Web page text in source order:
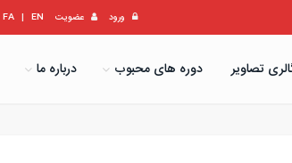
ورود عضویت EN
|
FA
تصاویر دوره های محبوب درباره ما